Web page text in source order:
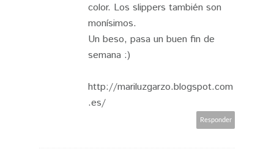
color. Los slippers también son
monísimos.
Un beso, pasa un buen fin de
semana :)
http://mariluzgarzo.blogspot.com
.es/
Responder